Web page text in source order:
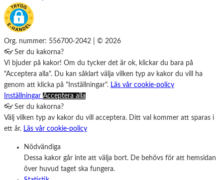
Org. nummer: 556700-2042 | © 2026
👓 Ser du kakorna?
Vi bjuder på kakor! Om du tycker det är ok, klickar du bara på
"Acceptera alla". Du kan såklart välja vilken typ av kakor du vill ha
genom att klicka på "Inställningar". Läs vår cookie-policy
Inställningar Acceptera alla
👓 Ser du kakorna?
Välj vilken typ av kakor du vill acceptera. Ditt val kommer att sparas i
ett år. Läs vår cookie-policy
Nödvändiga
Dessa kakor går inte att välja bort. De behövs för att hemsidan
över huvud taget ska fungera.